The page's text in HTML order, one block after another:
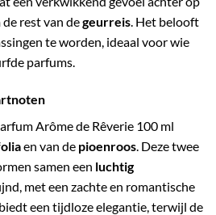
rest van degeurreis. Het belooft
te worden, ideaal voor wie
parfums.
Arôme de Rêverie 100 ml
en van de pioenroos . Deze twee
samen een luchtig
met een zachte en romantische
een tijdloze elegantie, terwijl de